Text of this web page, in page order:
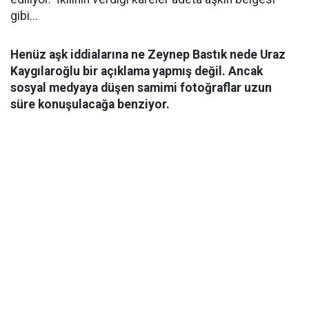
gibi...
Henüz aşk iddialarına ne Zeynep Bastık nede Uraz
Kaygılaroğlu bir açıklama yapmış değil. Ancak
sosyal medyaya düşen samimi fotoğraflar uzun
süre konuşulacağa benziyor.